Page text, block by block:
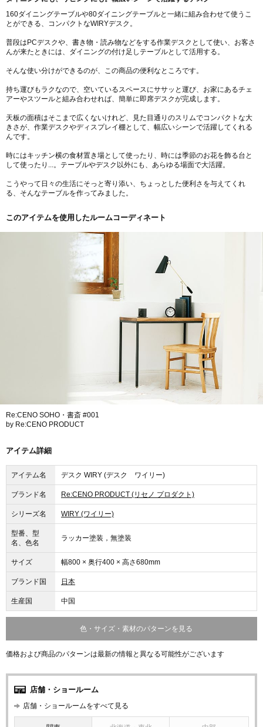
160ダイニングテーブルや80ダイニングテーブルと一緒に組み合わせて使うこ
とができる、コンパクトなWIRYデスク。
普段はPCデスクや、書き物・読み物などをする作業デスクとして使い、お客さ
んが来たときには、ダイニングの付け足しテーブルとして活用する。
そんな使い分けができるのが、この商品の便利なところです。
持ち運びもラクなので、空いているスペースにササッと運び、お家にあるチェ
アーやスツールと組み合わせれば、簡単に即席デスクが完成します。
天板の面積はそこまで広くないけれど、見た目通りのスリムでコンパクトな大
きさが、作業デスクやディスプレイ棚として、幅広いシーンで活躍してくれる
んです。
時にはキッチン横の食材置き場として使ったり、時には季節のお花を飾る台と
して使ったり...。テーブルやデスク以外にも、あらゆる場面で大活躍。
こうやって日々の生活にそっと寄り添い、ちょっとした便利さを与えてくれ
る、そんなテーブルを作ってみました。
このアイテムを使用したルームコーディネート
Re:CENO SOHO・書斎 #001
by Re:CENO PRODUCT
アイテム詳細
アイテム名 デスク WIRY (デスク ワイリー)
ブランド名 Re:CENO PRODUCT (リセノ プロダクト)
シリーズ名 WIRY (ワイリー)
型番、型
名、色名
ラッカー塗装，無塗装
サイズ 幅800 × 奥行400 × 高さ680mm
ブランド国 日本
生産国 中国
色・サイズ・素材のパターンを見る
価格および商品のパターンは最新の情報と異なる可能性がございます
店舗・ショールーム
店舗・ショールームをすべて見る